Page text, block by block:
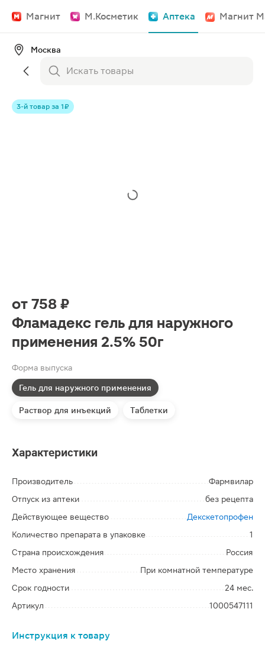
Магнит М.Косметик Аптека Магнит
Москва
3-й товар за 1 ₽
от 758 ₽
Фламадекс гель для наружного
применения 2.5% 50г
Форма выпуска
Гель для наружного применения
Раствор для инъекций Таблетки
Характеристики
Производитель
Фармвилар
Отпуск из аптеки
без рецепта
Действующее вещество
Декскетопрофен
Количество препарата в упаковке
1
Страна происхождения
Россия
Место хранения
При комнатной температуре
Срок годности
24 мес.
Артикул
1000547111
Инструкция к товару